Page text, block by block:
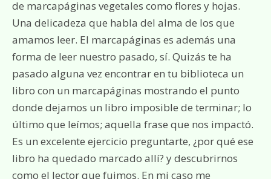
de marcapáginas vegetales como flores y hojas.
Una delicadeza que habla del alma de los que
amamos leer. El marcapáginas es además una
forma de leer nuestro pasado, sí. Quizás te ha
pasado alguna vez encontrar en tu biblioteca un
libro con un marcapáginas mostrando el punto
donde dejamos un libro imposible de terminar; lo
último que leímos; aquella frase que nos impactó.
Es un excelente ejercicio preguntarte, ¿por qué ese
libro ha quedado marcado allí? y descubrirnos
como el lector que fuimos. En mi caso me